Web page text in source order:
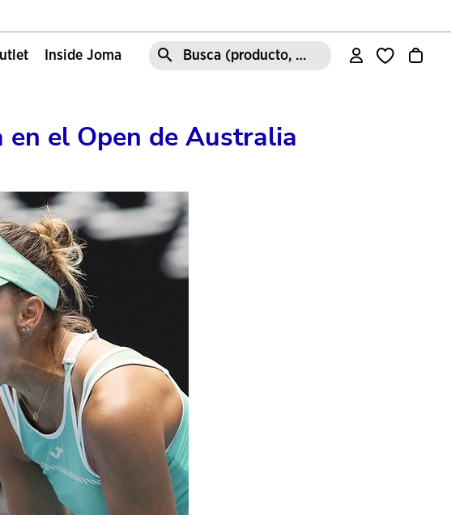
outlet Inside Joma Busca (producto, estilo, área, ect.)
el Open de Australia